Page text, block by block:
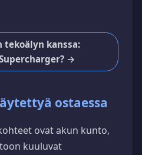
tekoälyn kanssa:
→
ostaessa
ovat akun kunto,
kuuluvat